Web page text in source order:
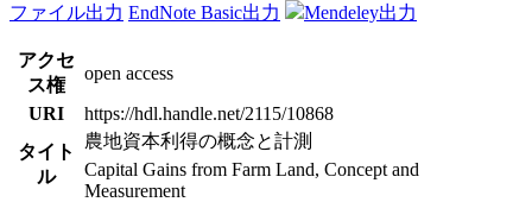
ファイル出力 EndNote Basic出力 Mendeley出力
アクセ
ス権
open access
URI
https://hdl.handle.net/2115/10868
タイト
ル
農地資本利得の概念と計測
Capital Gains from Farm Land, Concept and
Measurement